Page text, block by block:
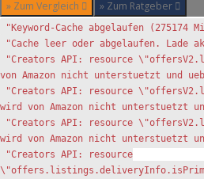
» Zum Vergleich
» Zum Ratgeber
"Keyword-Cache abgelaufen (275174
"Cache leer oder abgelaufen. Lade
"Creators API: resource
von Amazon nicht unterstuetzt und
"Creators API: resource
wird von Amazon nicht unterstuetzt
"Creators API: resource
wird von Amazon nicht unterstuetzt
"Creators API: resource